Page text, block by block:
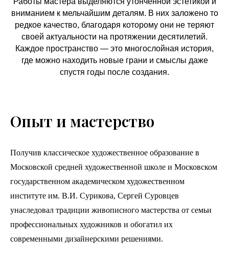
вниманием к мельчайшим деталям. В них заложено то
редкое качество, благодаря которому они не теряют
своей актуальности на протяжении десятилетий.
Каждое пространство — это многослойная история,
где можно находить новые грани и смыслы даже
спустя годы после создания.
Опыт и мастерство
Получив классическое художественное образование в
Московской средней художественной школе и Московском
государственном академическом художественном
институте им. В.И. Сурикова, Сергей Суровцев
унаследовал традиции живописного мастерства от семьи
профессиональных художников и обогатил их
современными дизайнерскими решениями.